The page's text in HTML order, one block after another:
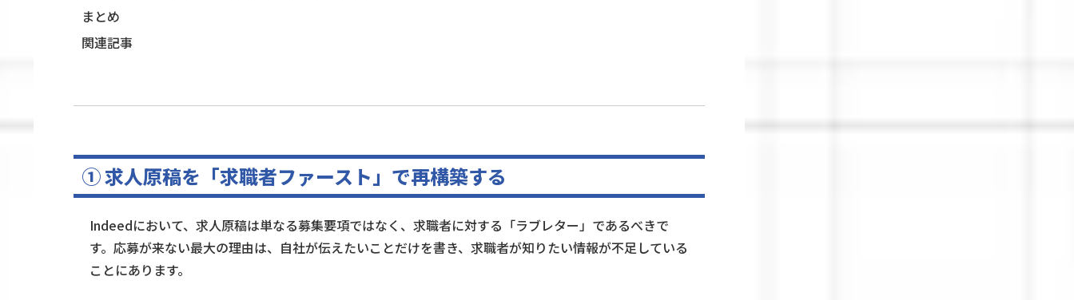
まとめ
関連記事
① 求人原稿を「求職者ファースト」で再構築する
Indeedにおいて、求人原稿は単なる募集要項ではなく、求職者に対する「ラブレター」であるべきで
す。応募が来ない最大の理由は、自社が伝えたいことだけを書き、求職者が知りたい情報が不足している
ことにあります。